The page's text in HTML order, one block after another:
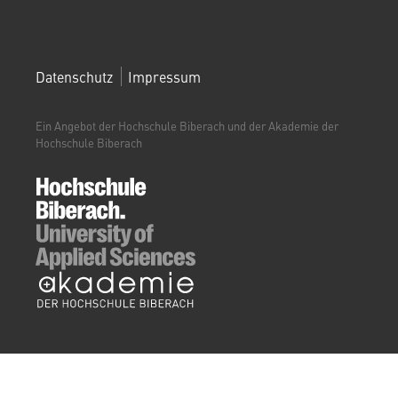
FOOTERMENÜ
Datenschutz Impressum
Ein Angebot der Hochschule Biberach und der Akademie der
Hochschule Biberach